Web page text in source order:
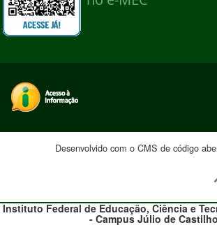
Desenvolvido com o CMS de código
Instituto Federal de Educação, Ciência e
- Campus Júlio de